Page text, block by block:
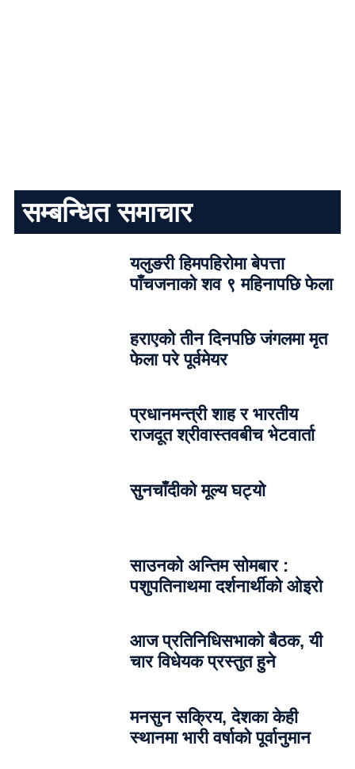
सम्बन्धित समाचार
यलुङरी हिमपहिरोमा बेपत्ता
पाँचजनाको शव ९ महिनापछि फेला
हराएको तीन दिनपछि जंगलमा मृत
फेला परे पूर्वमेयर
प्रधानमन्त्री शाह र भारतीय
राजदूत श्रीवास्तवबीच भेटवार्ता
सुनचाँदीको मूल्य घट्यो
साउनको अन्तिम सोमबार :
पशुपतिनाथमा दर्शनार्थीको ओइरो
आज प्रतिनिधिसभाको बैठक, यी
चार विधेयक प्रस्तुत हुने
मनसुन सक्रिय, देशका केही
स्थानमा भारी वर्षाको पूर्वानुमान